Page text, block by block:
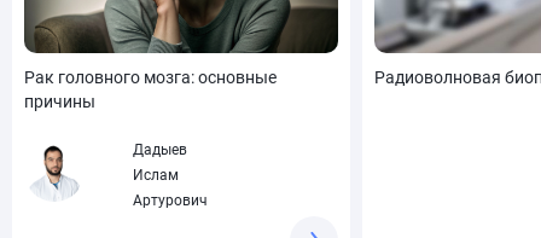
Рак головного мозга: основные
причины
Дадыев
Ислам
Артурович
Радиоволновая